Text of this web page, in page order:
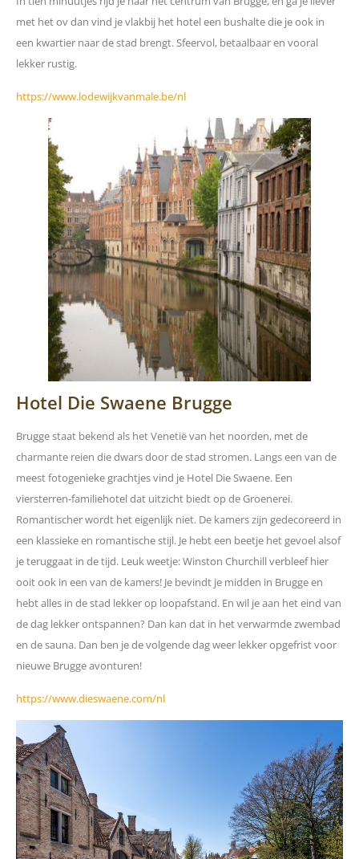
met het ov dan vind je vlakbij het hotel een bushalte die je ook in
een kwartier naar de stad brengt. Sfeervol, betaalbaar en vooral
lekker rustig.
https://www.lodewijkvanmale.be/nl
Hotel Die Swaene Brugge
Brugge staat bekend als het Venetië van het noorden, met de
charmante reien die dwars door de stad stromen. Langs een van de
meest fotogenieke grachtjes vind je Hotel Die Swaene. Een
viersterren-familiehotel dat uitzicht biedt op de Groenerei.
Romantischer wordt het eigenlijk niet. De kamers zijn gedecoreerd in
een klassieke en romantische stijl. Je hebt een beetje het gevoel alsof
je teruggaat in de tijd. Leuk weetje: Winston Churchill verbleef hier
ooit ook in een van de kamers! Je bevindt je midden in Brugge en
hebt alles in de stad lekker op loopafstand. En wil je aan het eind van
de dag lekker ontspannen? Dan kan dat in het verwarmde zwembad
en de sauna. Dan ben je de volgende dag weer lekker opgefrist voor
nieuwe Brugge avonturen!
https://www.dieswaene.com/nl